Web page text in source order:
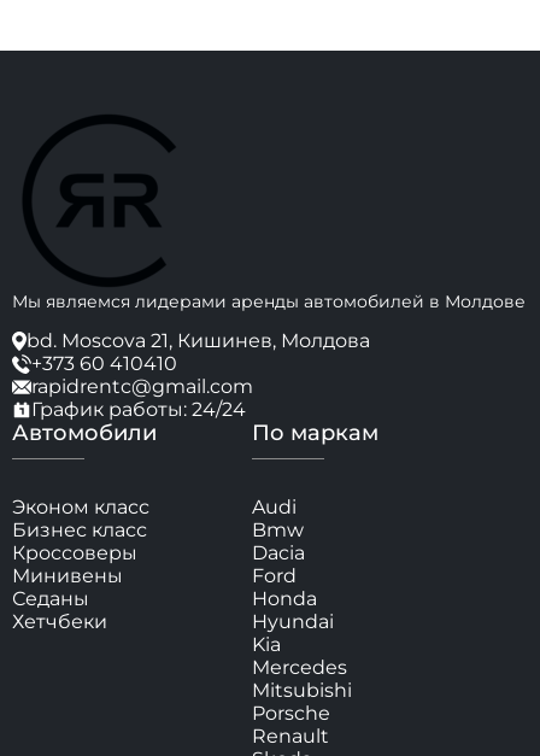
Мы являемся лидерами аренды автомобилей в Молдове
bd. Moscova 21, Кишинев, Молдова
+373 60 410410
rapidrentc@gmail.com
График работы: 24/24
Автомобили
Эконом класс
Бизнес класс
Кроссоверы
Минивены
Седаны
Хетчбеки
По маркам
Audi
Bmw
Dacia
Ford
Honda
Hyundai
Kia
Mercedes
Mitsubishi
Porsche
Renault